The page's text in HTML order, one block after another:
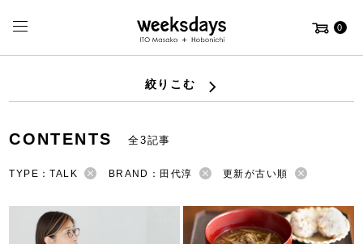
0
絞りこむ
CONTENTS 全3記事
TYPE：TALK BRAND：田代淳 更新が古い順